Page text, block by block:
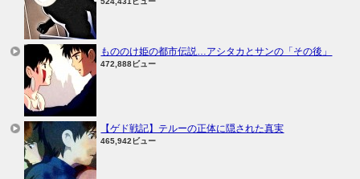
もののけ姫の都市伝説…アシタカとサンの「その後」
472,888ビュー
【ゲド戦記】テルーの正体に隠された真実
465,942ビュー